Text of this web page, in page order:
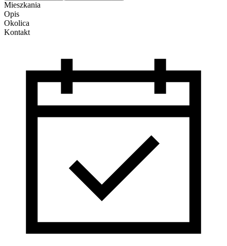
Mieszkania
Opis
Okolica
Kontakt